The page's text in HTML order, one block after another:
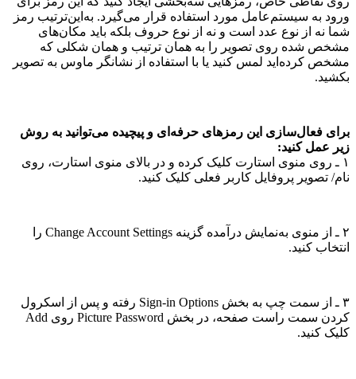
ورود به سیستم‌عامل مورد استفاده قرار می‌گیرد. به‌این‌ترتیب رمز
شما نه از نوع عدد است و نه از نوع حروف بلکه باید مکان‌های
مشخص شده روی تصویر را به همان ترتیب و همان شکلی که
مشخص کرده‌اید لمس کنید یا با استفاده از نشانگر ماوس به تصویر
بکشید.
برای فعال‌سازی این رمزهای حرفه‌ای و پیچیده می‌توانید به روش
زیر عمل کنید:
۱ ـ روی منوی استارت کلیک کرده و در بالای منوی استارت، روی
نام/ تصویر پروفایل کاربر فعلی کلیک کنید.
۲ ـ از منوی به‌نمایش درآمده گزینه Change Account Settings را
انتخاب کنید.
۳ ـ از سمت چپ به بخش Sign-in Options رفته و پس از اسکرول
کردن سمت راست صفحه، در بخش Picture Password روی Add
کلیک کنید.